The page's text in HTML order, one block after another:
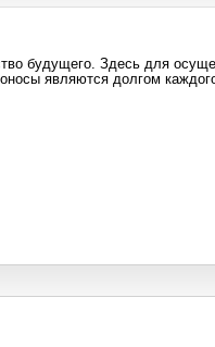
будущего. Здесь для
являются долгом